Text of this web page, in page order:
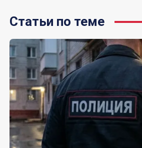
Статьи по теме